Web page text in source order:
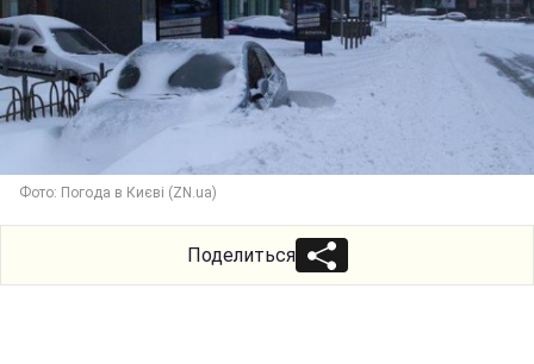
Фото: Погода в Києві (ZN.ua)
Поделиться